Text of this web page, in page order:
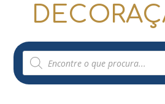
Pesquisar
produtos